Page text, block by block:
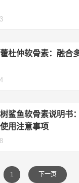
杜仲软骨素：融合
鲨鱼软骨素说明书
用注意事项
1 下一页